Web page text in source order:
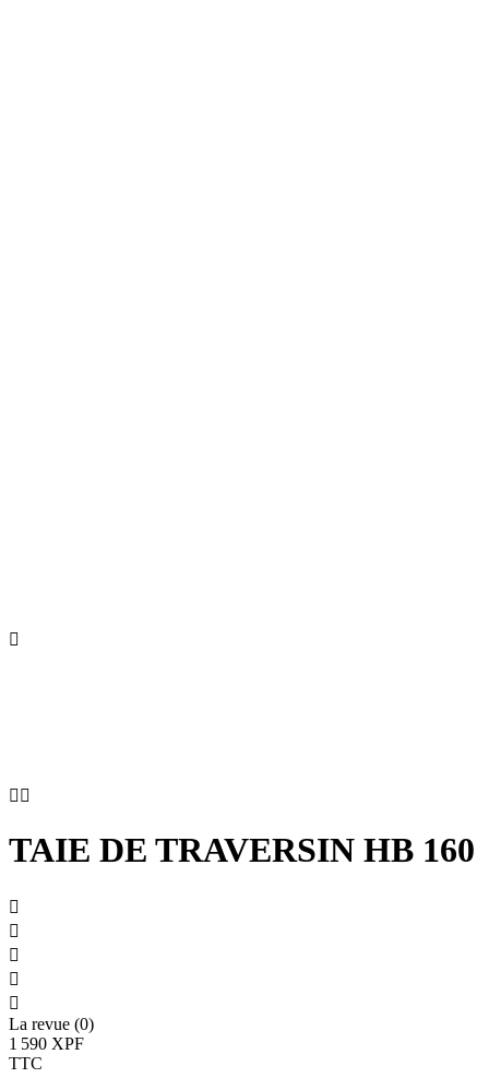

 
TAIE DE TRAVERSIN HB 160





La revue (0)
1 590 XPF
TTC